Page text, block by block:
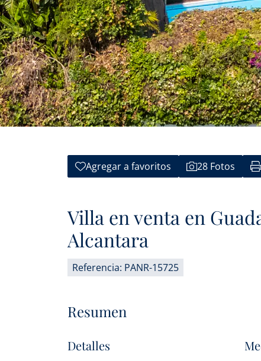
Agregar a favoritos 28 Fotos
Villa en venta en
Alcantara
Referencia: PANR-15725
Resumen
Detalles